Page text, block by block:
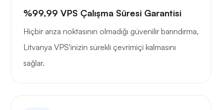
%99,99 VPS Çalışma Süresi Garantisi
Hiçbir arıza noktasının olmadığı güvenilir barındırma,
Litvanya VPS'inizin sürekli çevrimiçi kalmasını
sağlar.